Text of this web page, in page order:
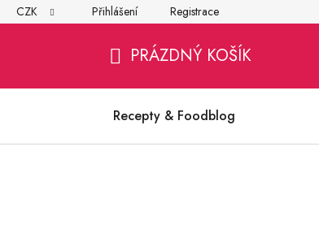
Všeobecné obchodní podmínky Ochrana osobních údajů
CZK Přihlášení Registrace
KOŠÍK
PRÁZDNÝ KOŠÍK
Recepty & Foodblog